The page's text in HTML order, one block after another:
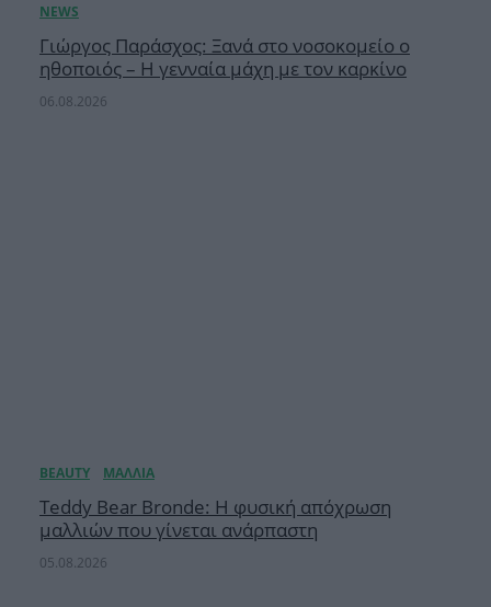
Γιώργος Παράσχος: Ξανά στο νοσοκομείο ο
ηθοποιός – Η γενναία μάχη με τον καρκίνο
06.08.2026
Teddy Bear Bronde: Η φυσική απόχρωση
μαλλιών που γίνεται ανάρπαστη
05.08.2026